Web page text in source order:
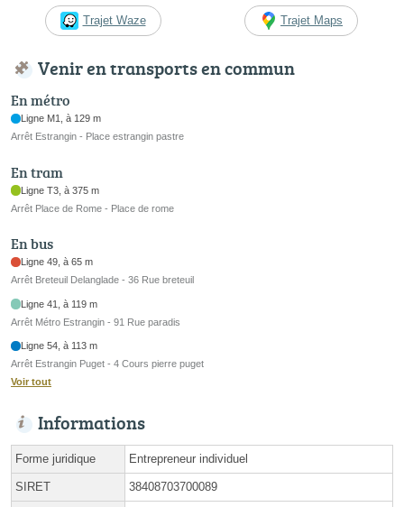
Trajet Waze Trajet Maps
Venir en transports en commun
En métro
Ligne M1, à 129 m
Arrêt Estrangin - Place estrangin pastre
En tram
Ligne T3, à 375 m
Arrêt Place de Rome - Place de rome
En bus
Ligne 49, à 65 m
Arrêt Breteuil Delanglade - 36 Rue breteuil
Ligne 41, à 119 m
Arrêt Métro Estrangin - 91 Rue paradis
Ligne 54, à 113 m
Arrêt Estrangin Puget - 4 Cours pierre puget
Voir tout
Informations
Forme juridique Entrepreneur individuel
SIRET 38408703700089